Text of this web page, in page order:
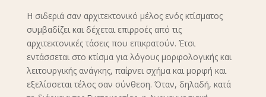
Η σιδεριά σαν αρχιτεκτονικό μέλος ενός κτίσματος
συμβαδίζει και δέχεται επιρροές από τις
αρχιτεκτονικές τάσεις που επικρατούν. Έτσι
εντάσσεται στο κτίσμα για λόγους μορφολογικής και
λειτουργικής ανάγκης, παίρνει σχήμα και μορφή και
εξελίσσεται τέλος σαν σύνθεση. Όταν, δηλαδή, κατά